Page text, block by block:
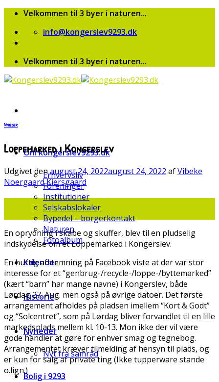
Skip
content
Velkommen til 3 byer i naturen...
info@kongerslev9293.dk
Velkommen til 3 byer i naturen...
Om kongerslev9293.dk
Erhvervsliv
Foreninger
Institutioner
Selskabslokaler
Bypedel – borgerkontakt
Naturen
Fotoalbum
Kalender
Historie
Nyheder
Nyt fra samråd
Bolig i 9293
Nyheder
Loppemarked i Kongerslev
Udgivet denaugust 24, 2022august 24, 2022 afVibeke
Noergaard Kiersgaard
En oprydning i skabe og skuffer, blev til en pludselig
indskydelse om et Loppemarked i Kongerslev.
En hurtig afstemning på Facebook viste at der var stor
interesse for et “genbrug-/recycle-/loppe-/byttemarked”
(kært “barn” har mange navne) i Kongerslev, både
Lørdag 27. Aug. men også på øvrige datoer. Det første
arrangement afholdes på pladsen imellem “Kort & Godt”
og “Solcentret”, som på Lørdag bliver forvandlet til en lille
markedsplads mellem kl. 10-13. Mon ikke der vil være
gode handler at gøre for enhver smag og tegnebog.
Arrangementet kræver tilmelding af hensyn til plads, og
er kun for salg af private ting (Ikke tupperware stande
o.lign.)